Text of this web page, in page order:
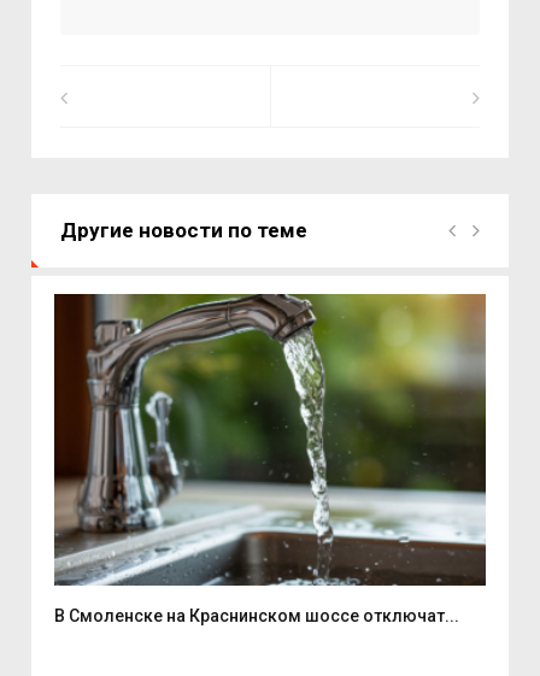
Другие новости по теме
В Смоленске на Краснинском шоссе отключат...